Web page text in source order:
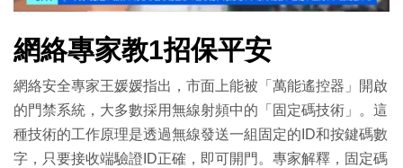
網絡專家教1招保平安
網絡安全專家王媛媛指出，市面上能被「萬能遙控器」開啟
的門禁系統，大多數採用無線射頻中的「固定碼技術」。這
種技術的工作原理是透過無線發送一組固定的ID和按鍵碼數
字，只要接收端驗證ID正確，即可開門。專家解釋，固定碼